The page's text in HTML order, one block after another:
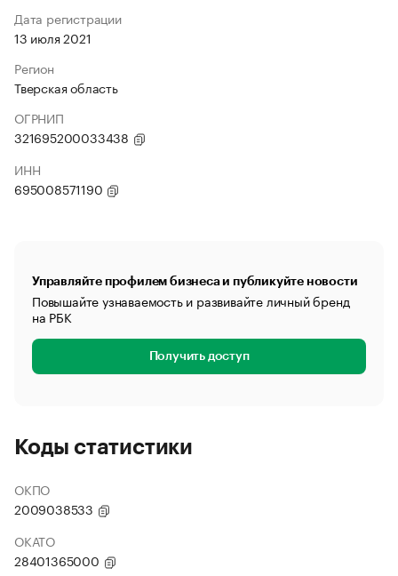
Дата регистрации
13 июля 2021
Регион
Тверская область
ОГРНИП
321695200033438
ИНН
695008571190
Управляйте профилем бизнеса и публикуйте новости
Повышайте узнаваемость и развивайте личный бренд
на РБК
Получить доступ
Коды статистики
ОКПО
2009038533
ОКАТО
28401365000